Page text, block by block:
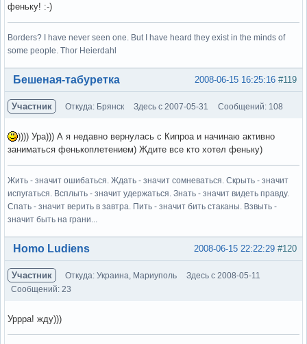
феньку! :-)
Borders? I have never seen one. But I have heard they exist in the minds of
some people. Thor Heierdahl
Вне форума #119
2008-06-15 16:25:16
Бешеная-табуретка
Участник Откуда: Брянск Здесь с 2007-05-31 Сообщений: 108
)))) Ура))) А я недавно вернулась с Кипроа и начинаю активно
заниматься фенькоплетением) Ждите все кто хотел феньку)
Жить - значит ошибаться. Ждать - значит сомневаться. Скрыть - значит
испугаться. Всплыть - значит удержаться. Знать - значит видеть правду.
Спать - значит верить в завтра. Пить - значит бить стаканы. Взвыть -
значит быть на грани...
Вне форума #120
2008-06-15 22:22:29
Homo Ludiens
Участник Откуда: Украина, Мариуполь
Здесь с 2008-05-11
Сообщений: 23
Уррра! жду)))